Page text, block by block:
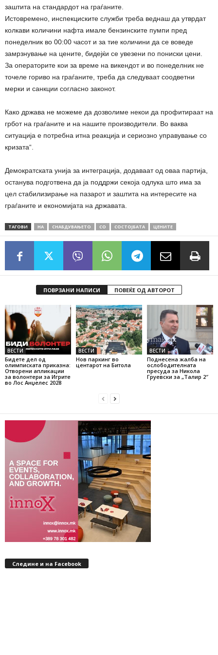
заштита на стандардот на граѓаните.
Истовремено, инспекциските служби треба веднаш да утврдат
колкави количини нафта имале бензинските пумпи пред
понеделник во 00:00 часот и за тие количини да се воведе
замрзнување на цените, бидејќи се увезени по пониски цени.
За операторите кои за време на викендот и во понеделник не
точеле гориво на граѓаните, треба да следуваат соодветни
мерки и санкции согласно законот.
Како држава не можеме да дозволиме некои да профитираат на
грбот на граѓаните и на нашите производители. Во ваква
ситуација е потребна итна реакција и сериозно управување со
кризата“.
Демократската унија за интеграција, додаваат од оваа партија,
останува подготвена да ја поддржи секоја одлука што има за
цел стабилизирање на пазарот и заштита на интересите на
граѓаните и економијата на државата.
ТАГОВИ НА СНАБДУВАЊЕТО СО СОСТОЈБАТА ЦЕНИТЕ
ПОВРЗАНИ НАПИСИ ПОВЕЌЕ ОД АВТОРОТ
ВЕСТИ
Бидете дел од
олимписката приказна:
Отворени апликации
за волонтери за Игрите
во Лос Анџелес 2028
ВЕСТИ
Нов паркинг во
центарот на Битола
ВЕСТИ
Поднесена жалба на
ослободителната
пресуда за Никола
Груевски за „Талир 2″
Следине и на Facebook